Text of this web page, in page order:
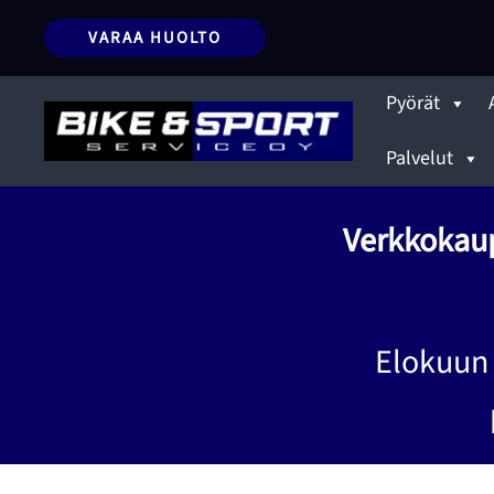
sisältöön
VARAA HUOLTO
Pyörät
Palvelut